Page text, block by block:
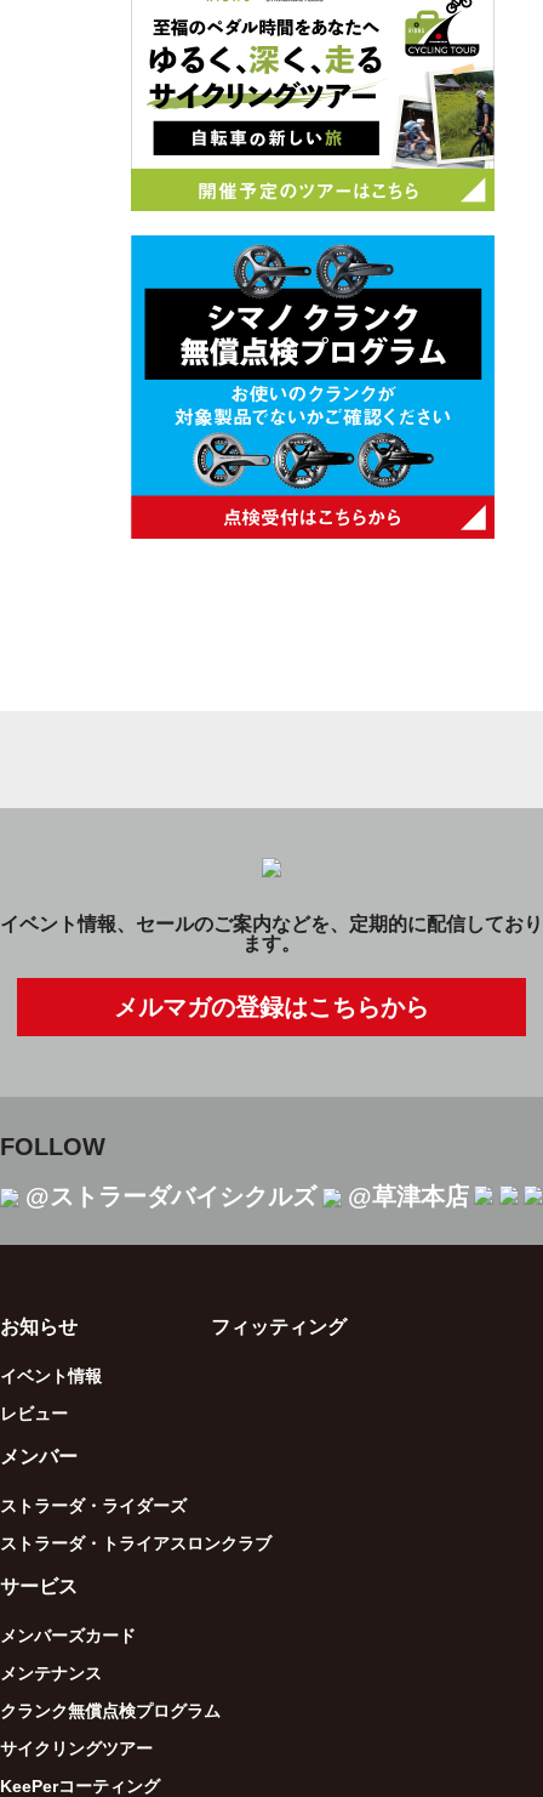
イベント情報、セールのご案内などを、定期的に配信しており
ます。
メルマガの登録はこちらから
FOLLOW
@ストラーダバイシクルズ
@草津本店
お知らせ
イベント情報
レビュー
フィッティング
メンバー
ストラーダ・ライダーズ
ストラーダ・トライアスロンクラブ
サービス
メンバーズカード
メンテナンス
クランク無償点検プログラム
サイクリングツアー
KeePerコーティング